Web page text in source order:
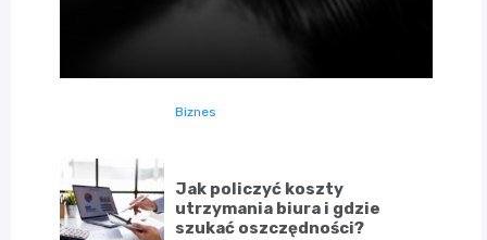
Biznes
Jak policzyć koszty
utrzymania biura i gdzie
szukać oszczędności?